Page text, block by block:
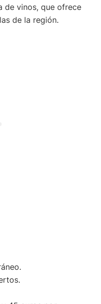
de vinos, que ofrece
de la región.